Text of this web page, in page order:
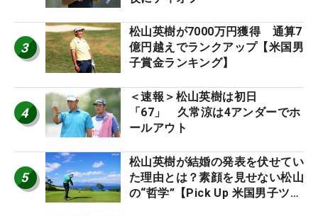
3
松山英樹が7000万円獲得 通算7
億円越えでランクアップ【米国男
子賞金ランキング】
4
＜速報＞松山英樹は初日
「67」 久常涼は4アンダーでホ
ールアウト
5
松山英樹が結婚の発表を伏せてい
た理由とは？素顔を見せない松山
の“哲学”【Pick Up 米国男子ツア